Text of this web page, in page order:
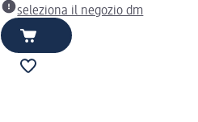
seleziona il negozio dm